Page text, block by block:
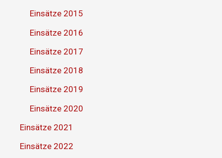
Einsätze 2015
Einsätze 2016
Einsätze 2017
Einsätze 2018
Einsätze 2019
Einsätze 2020
Einsätze 2021
Einsätze 2022